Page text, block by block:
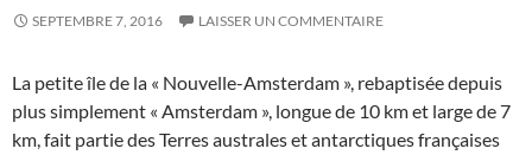
SEPTEMBRE 7, 2016 LAISSER UN COMMENTAIRE
La petite île de la « Nouvelle-Amsterdam », rebaptisée depuis
plus simplement « Amsterdam », longue de 10 km et large de 7
km, fait partie des Terres australes et antarctiques françaises